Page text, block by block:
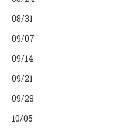
08/31
09/07
09/14
09/21
09/28
10/05